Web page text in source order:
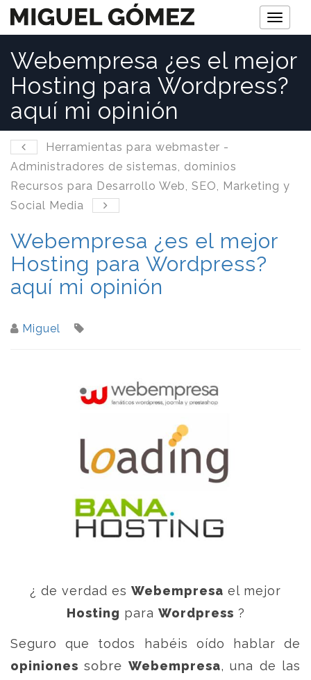
M
n
ú
Webempresa ¿es el mejor
Hosting para Wordpress?
aquí mi opinión
Herramientas para webmaster -
Administradores de sistemas, dominios
Recursos para Desarrollo Web, SEO, Marketing y
Social Media
Webempresa ¿es el mejor
Hosting para Wordpress?
aquí mi opinión
Miguel
¿ de verdad es Webempresa el mejor
Hosting para Wordpress ?
Seguro que todos habéis oído hablar de
opiniones sobre Webempresa, una de las